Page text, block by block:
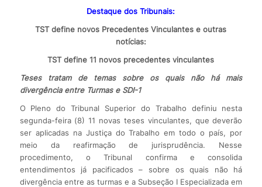
Destaque dos Tribunais:
TST define novos Precedentes Vinculantes e outras
notícias:
TST define 11 novos precedentes vinculantes
Teses tratam de temas sobre os quais não há mais
divergência entre Turmas e SDI-1
O Pleno do Tribunal Superior do Trabalho definiu nesta
segunda-feira (8) 11 novas teses vinculantes, que deverão
ser aplicadas na Justiça do Trabalho em todo o país, por
meio da reafirmação de jurisprudência. Nesse
procedimento, o Tribunal confirma e consolida
entendimentos já pacificados – sobre os quais não há
divergência entre as turmas e a Subseção I Especializada em